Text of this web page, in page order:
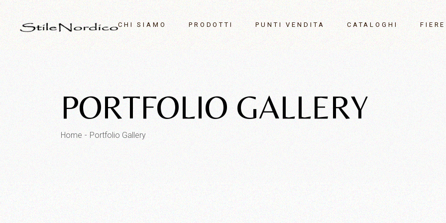
CHI SIAMO PRODOTTI
Homedecor
Campane e sonagli
Corone e fiori
Outdoor
OUTLET
PUNTI VENDITA CATALOGHI FIERE
PORTFOLIO GALLERY
Home Portfolio Gallery